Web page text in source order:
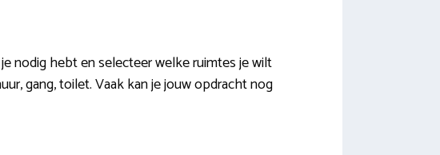
nodig hebt en selecteer welke ruimtes je wilt
gang, toilet. Vaak kan je jouw opdracht nog